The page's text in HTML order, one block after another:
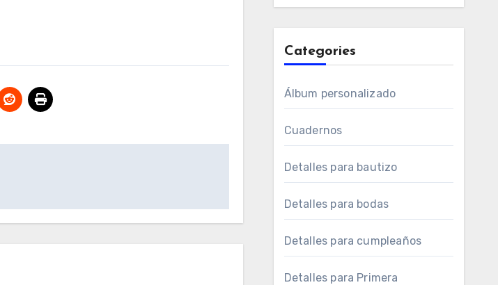
Categories
Álbum personalizado
Cuadernos
Detalles para bautizo
Detalles para bodas
Detalles para cumpleaños
Detalles para Primera